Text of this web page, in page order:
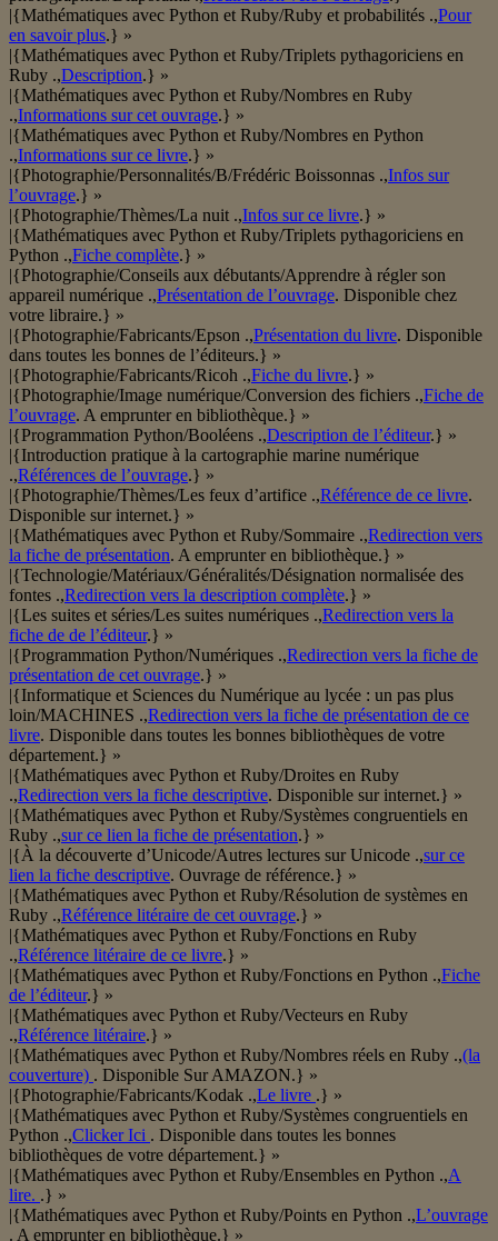
|{Mathématiques avec Python et Ruby/Ruby et probabilités .,Pour
en savoir plus.} »
|{Mathématiques avec Python et Ruby/Triplets pythagoriciens en
Ruby .,Description.} »
|{Mathématiques avec Python et Ruby/Nombres en Ruby
.,Informations sur cet ouvrage.} »
|{Mathématiques avec Python et Ruby/Nombres en Python
.,Informations sur ce livre.} »
|{Photographie/Personnalités/B/Frédéric Boissonnas .,Infos sur
l’ouvrage.} »
|{Photographie/Thèmes/La nuit .,Infos sur ce livre.} »
|{Mathématiques avec Python et Ruby/Triplets pythagoriciens en
Python .,Fiche complète.} »
|{Photographie/Conseils aux débutants/Apprendre à régler son
appareil numérique .,Présentation de l’ouvrage. Disponible chez
votre libraire.} »
|{Photographie/Fabricants/Epson .,Présentation du livre. Disponible
dans toutes les bonnes de l’éditeurs.} »
|{Photographie/Fabricants/Ricoh .,Fiche du livre.} »
|{Photographie/Image numérique/Conversion des fichiers .,Fiche de
l’ouvrage. A emprunter en bibliothèque.} »
|{Programmation Python/Booléens .,Description de l’éditeur.} »
|{Introduction pratique à la cartographie marine numérique
.,Références de l’ouvrage.} »
|{Photographie/Thèmes/Les feux d’artifice .,Référence de ce livre.
Disponible sur internet.} »
|{Mathématiques avec Python et Ruby/Sommaire .,Redirection vers
la fiche de présentation. A emprunter en bibliothèque.} »
|{Technologie/Matériaux/Généralités/Désignation normalisée des
fontes .,Redirection vers la description complète.} »
|{Les suites et séries/Les suites numériques .,Redirection vers la
fiche de de l’éditeur.} »
|{Programmation Python/Numériques .,Redirection vers la fiche de
présentation de cet ouvrage.} »
|{Informatique et Sciences du Numérique au lycée : un pas plus
loin/MACHINES .,Redirection vers la fiche de présentation de ce
livre. Disponible dans toutes les bonnes bibliothèques de votre
département.} »
|{Mathématiques avec Python et Ruby/Droites en Ruby
.,Redirection vers la fiche descriptive. Disponible sur internet.} »
|{Mathématiques avec Python et Ruby/Systèmes congruentiels en
Ruby .,sur ce lien la fiche de présentation.} »
|{À la découverte d’Unicode/Autres lectures sur Unicode .,sur ce
lien la fiche descriptive. Ouvrage de référence.} »
|{Mathématiques avec Python et Ruby/Résolution de systèmes en
Ruby .,Référence litéraire de cet ouvrage.} »
|{Mathématiques avec Python et Ruby/Fonctions en Ruby
.,Référence litéraire de ce livre.} »
|{Mathématiques avec Python et Ruby/Fonctions en Python .,Fiche
de l’éditeur.} »
|{Mathématiques avec Python et Ruby/Vecteurs en Ruby
.,Référence litéraire.} »
|{Mathématiques avec Python et Ruby/Nombres réels en Ruby .,(la
couverture) . Disponible Sur AMAZON.} »
|{Photographie/Fabricants/Kodak .,Le livre .} »
|{Mathématiques avec Python et Ruby/Systèmes congruentiels en
Python .,Clicker Ici . Disponible dans toutes les bonnes
bibliothèques de votre département.} »
|{Mathématiques avec Python et Ruby/Ensembles en Python .,A
lire. .} »
|{Mathématiques avec Python et Ruby/Points en Python .,L’ouvrage
. A emprunter en bibliothèque.} »